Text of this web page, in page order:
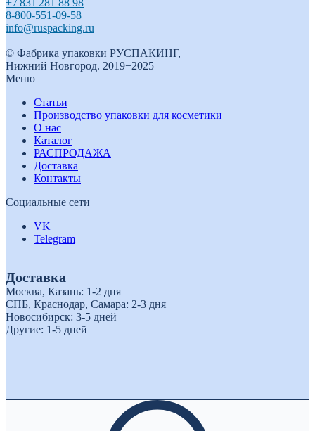
8-800-551-09-58
info@ruspacking.ru
© Фабрика упаковки РУСПАКИНГ,
Нижний Новгород. 2019−2025
Меню
Статьи
Производство упаковки для косметики
О нас
Каталог
РАСПРОДАЖА
Доставка
Контакты
Социальные сети
VK
Telegram
Доставка
Москва, Казань: 1-2 дня
СПБ, Краснодар, Самара: 2-3 дня
Новосибирск: 3-5 дней
Другие: 1-5 дней